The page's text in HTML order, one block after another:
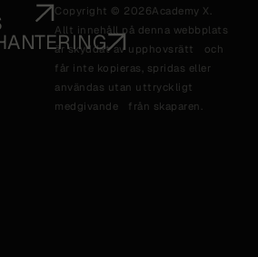
Copyright © 2026Academy X.
Allt innehåll på denna webbplats
är skyddat av upphovsrätt och
får inte kopieras, spridas eller
användas utan uttryckligt
medgivande från skaparen.